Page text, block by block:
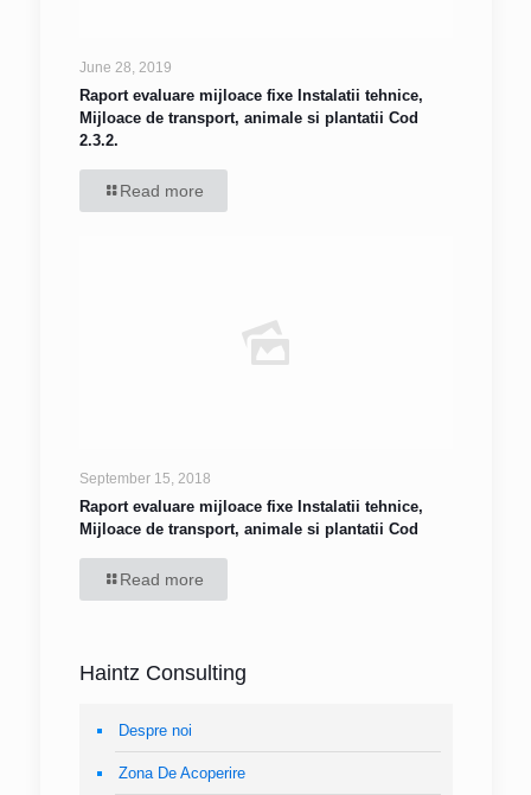
June 28, 2019
Raport evaluare mijloace fixe Instalatii tehnice,
Mijloace de transport, animale si plantatii Cod
2.3.2.
Read more
September 15, 2018
Raport evaluare mijloace fixe Instalatii tehnice,
Mijloace de transport, animale si plantatii Cod
Read more
Haintz Consulting
Despre noi
Zona De Acoperire